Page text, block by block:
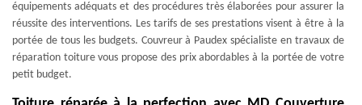
équipements adéquats et des procédures très élaborées pour assurer la
réussite des interventions. Les tarifs de ses prestations visent à être à la
portée de tous les budgets. Couvreur à Paudex spécialiste en travaux de
réparation toiture vous propose des prix abordables à la portée de votre
petit budget.